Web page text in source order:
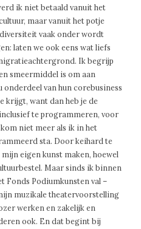
ik niet betaald vanuit het
maar vanuit het potje
vaak onder wordt
laten we ook eens wat liefs
Ik begrijp
smeermiddel is om aan
van hun corebusiness
krijgt, want dan heb je de
te programmeren, voor
niet meer als ik in het
sta. Door keihard te
eigen kunst maken, hoewel
Maar sinds ik binnen
Fonds Podiumkunsten val –
muzikale theatervoorstelling
werken en zakelijk en
ook. En dat begint bij